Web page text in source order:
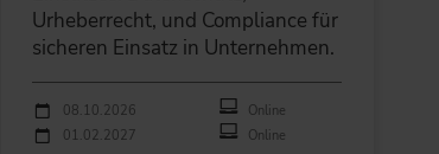
Urheberrecht, und Compliance für
sicheren Einsatz in Unternehmen.
Durchführungen
Veranstaltungsdatum Veranstaltungsort
08.10.2026
Online
01.02.2027
Online